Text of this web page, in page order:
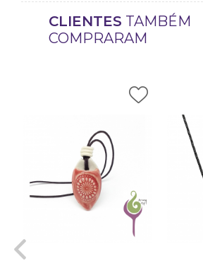
CLIENTES TAMBÉM
COMPRARAM